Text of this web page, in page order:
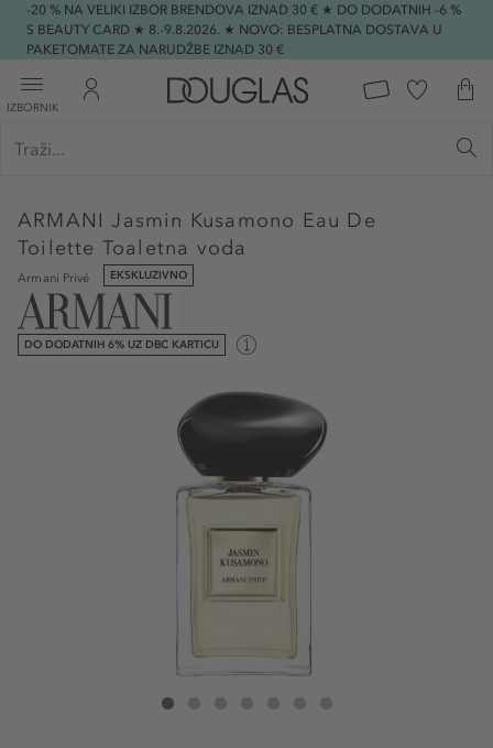
-20 % NA VELIKI IZBOR BRENDOVA IZNAD 30 € ★ DO DODATNIH -6 %
S BEAUTY CARD ★ 8.-9.8.2026. ★ NOVO: BESPLATNA DOSTAVA U
PAKETOMATE ZA NARUDŽBE IZNAD 30 €
IZBORNIK
ARMANI Jasmin Kusamono Eau De
Toilette Toaletna voda
Armani Privé EKSKLUZIVNO
DO DODATNIH 6% UZ DBC KARTICU
ARMANI Jasmin Kusamono Eau De Toilette